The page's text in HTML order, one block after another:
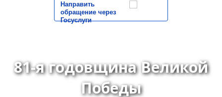
Направить
обращение через
Госуслуги
81-я годовщина Великой
Победы